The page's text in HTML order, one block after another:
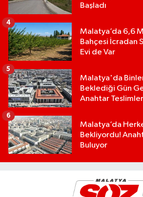
Başladı
Malatya’da 6,6
Bahçesi İcradan
Evi de Var
4
Malatya'da
Beklediği Gün
Anahtar
5
Malatya’da
Bekliyordu!
Buluyor
6